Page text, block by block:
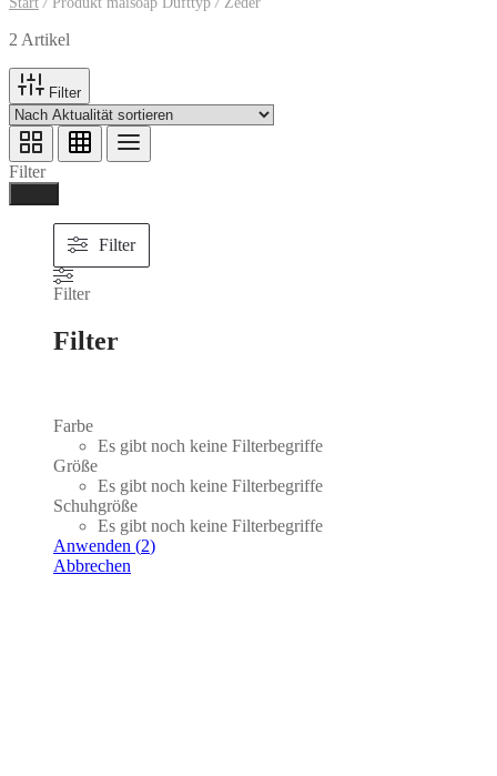
2 Artikel
Filter
Filter
Filter
Filter
Filter
Farbe
Es gibt noch keine Filterbegriffe
Größe
Es gibt noch keine Filterbegriffe
Schuhgröße
Es gibt noch keine Filterbegriffe
Anwenden (2)
Abbrechen